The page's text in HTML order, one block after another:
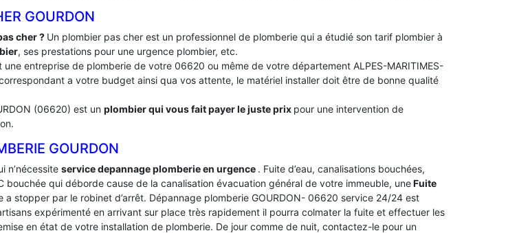
GOURDON
cher ? Un plombier pas cher est un professionnel de plomberie qui a étudié son tarif plombier à
, ses prestations pour une urgence plombier, etc.
une entreprise de plomberie de votre 06620 ou même de votre département ALPES-MARITIMES-
a votre budget ainsi qua vos attente, le matériel installer doit être de bonne qualité
(06620) est un plombier qui vous fait payer le juste prix pour une intervention de
GOURDON
n’nécessite service depannage plomberie en urgence . Fuite d’eau, canalisations bouchées,
bouchée qui déborde cause de la canalisation évacuation général de votre immeuble, uneFuite
a stopper par le robinet d’arrêt. Dépannage plomberie GOURDON- 06620 service 24/24 est
expérimenté en arrivant sur place très rapidement il pourra colmater la fuite et effectuer les
en état de votre installation de plomberie. De jour comme de nuit, contactez-le pour un